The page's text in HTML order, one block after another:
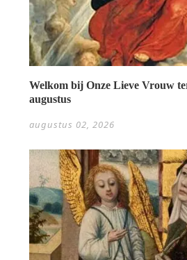
Welkom bij Onze Lieve Vrouw
augustus
augustus 02, 2026